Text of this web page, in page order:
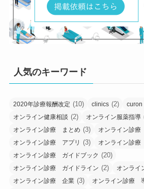
人気のキーワード
2020年診療報酬改定 (10) clinics (2) curon
オンライン健康相談 (2) オンライン服薬指導
オンライン診療 まとめ (3) オンライン診
オンライン診療 アプリ (3) オンライン診
オンライン診療 ガイドブック (20)
オンライン診療 ガイドライン (2) オンラ
オンライン診療 企業 (3) オンライン診療